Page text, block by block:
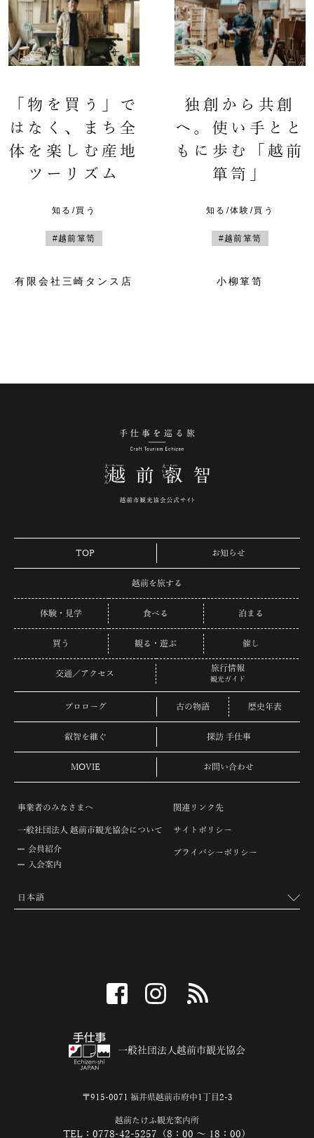
「物を買う」で
はなく、まち全
体を楽しむ産地
ツーリズム
知る/買う
#越前箪笥
有限会社三崎タンス店
独創から共創
へ。使い手とと
もに歩む「越前
箪笥」
知る/体験/買う
#越前箪笥
小柳箪笥
TOP お知らせ
越前を旅する
体験・見学 食べる 泊まる
買う 観る・遊ぶ 催し
交通／アクセス
旅行情報
観光ガイド
プロローグ 古の物語 歴史年表
叡智を継ぐ 探訪 手仕事
MOVIE お問い合わせ
事業者のみなさまへ
一般社団法人 越前市観光協会について
会員紹介
入会案内
関連リンク先
サイトポリシー
プライバシーポリシー
facebook instagram
一般社団法人越前市観光協会
〒915-0071 福井県越前市府中1丁目2-3
越前たけふ観光案内所
TEL：0778-42-5257（8：00 ～ 18：00）